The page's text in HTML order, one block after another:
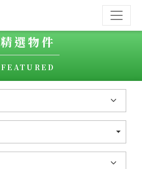
精選物件
FEATURED